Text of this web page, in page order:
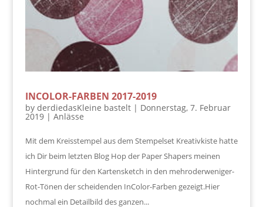
INCOLOR-FARBEN 2017-2019
by derdiedasKleine bastelt| Donnerstag, 7. Februar
2019| Anlässe
Mit dem Kreisstempel aus dem Stempelset Kreativkiste hatte
ich Dir beim letzten Blog Hop der Paper Shapers meinen
Hintergrund für den Kartensketch in den mehroderweniger-
Rot-Tönen der scheidenden InColor-Farben gezeigt.Hier
nochmal ein Detailbild des ganzen...